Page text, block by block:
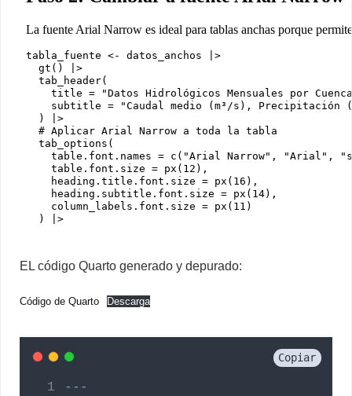
EL código Quarto generado y depurado:
Código de Quarto Descarga
Copiar
---